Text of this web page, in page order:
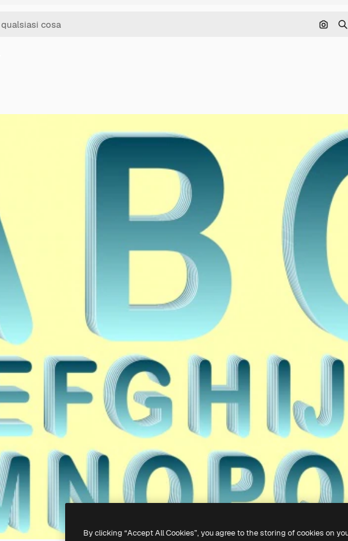
Cerca
By clicking “Accept All Cookies”, you agree to the storing of cookies on